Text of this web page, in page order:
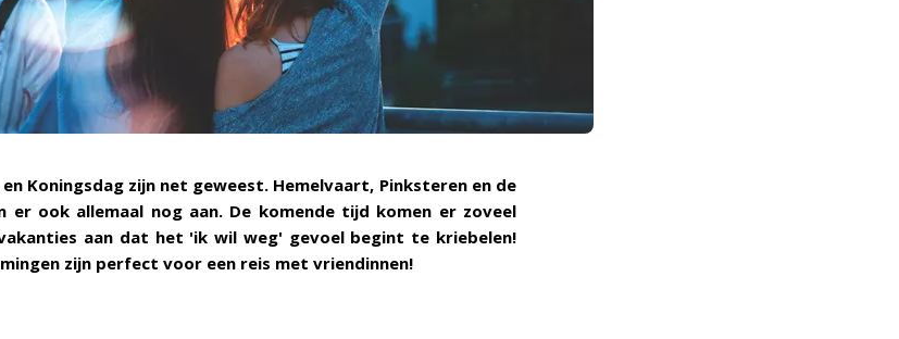
en Koningsdag zijn net geweest. Hemelvaart, Pinksteren en de
er ook allemaal nog aan. De komende tijd komen er zoveel
aan dat het 'ik wil weg' gevoel begint te kriebelen!
zijn perfect voor een reis met vriendinnen!